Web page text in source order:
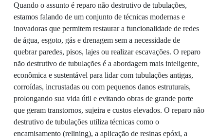
Quando o assunto é reparo não destrutivo de tubulações,
estamos falando de um conjunto de técnicas modernas e
inovadoras que permitem restaurar a funcionalidade de redes
de água, esgoto, gás e drenagem sem a necessidade de
quebrar paredes, pisos, lajes ou realizar escavações. O reparo
não destrutivo de tubulações é a abordagem mais inteligente,
econômica e sustentável para lidar com tubulações antigas,
corroídas, incrustadas ou com pequenos danos estruturais,
prolongando sua vida útil e evitando obras de grande porte
que geram transtornos, sujeira e custos elevados. O reparo não
destrutivo de tubulações utiliza técnicas como o
encamisamento (relining), a aplicação de resinas epóxi, a